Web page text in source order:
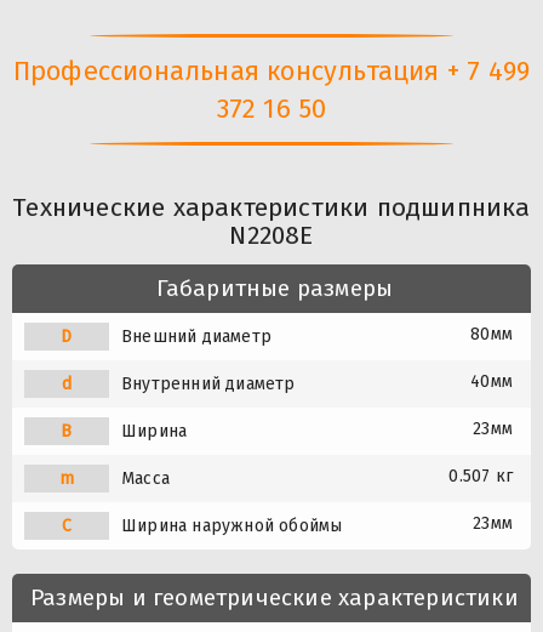
Профессиональная консультация + 7 499
372 16 50
Технические характеристики подшипника
N2208E
Габаритные размеры
D Внешний диаметр 80мм
d Внутренний диаметр 40мм
B Ширина 23мм
m Масса 0.507 кг
C Ширина наружной обоймы 23мм
Размеры и геометрические характеристики